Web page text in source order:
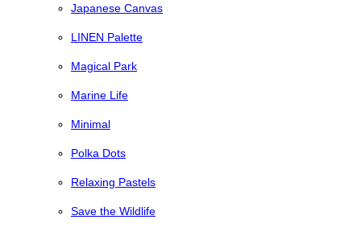
Japanese Canvas
LINEN Palette
Magical Park
Marine Life
Minimal
Polka Dots
Relaxing Pastels
Save the Wildlife